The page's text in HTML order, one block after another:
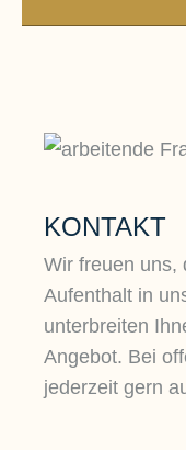
KONTAKT
Wir freuen uns,
Aufenthalt in
unterbreiten
Angebot. Bei
jederzeit gern